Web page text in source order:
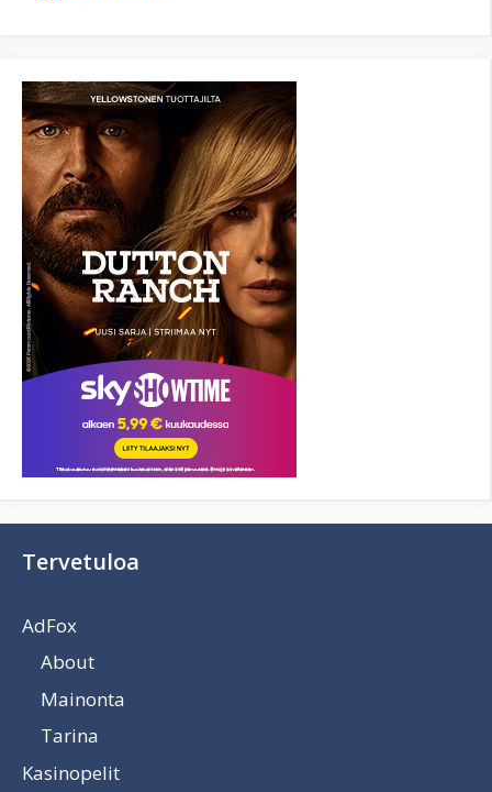
Tervetuloa
AdFox
About
Mainonta
Tarina
Kasinopelit